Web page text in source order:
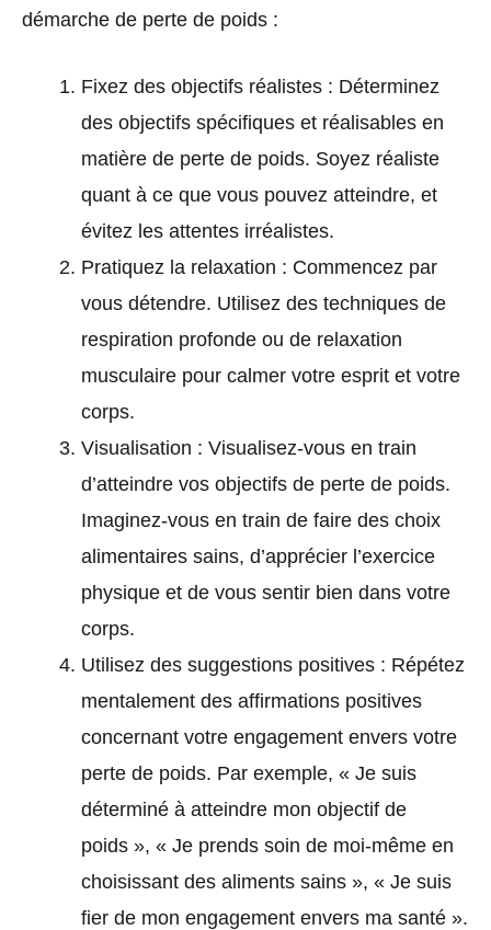
démarche de perte de poids :
Fixez des objectifs réalistes : Déterminez
des objectifs spécifiques et réalisables en
matière de perte de poids. Soyez réaliste
quant à ce que vous pouvez atteindre, et
évitez les attentes irréalistes.
Pratiquez la relaxation : Commencez par
vous détendre. Utilisez des techniques de
respiration profonde ou de relaxation
musculaire pour calmer votre esprit et votre
corps.
Visualisation : Visualisez-vous en train
d’atteindre vos objectifs de perte de poids.
Imaginez-vous en train de faire des choix
alimentaires sains, d’apprécier l’exercice
physique et de vous sentir bien dans votre
corps.
Utilisez des suggestions positives : Répétez
mentalement des affirmations positives
concernant votre engagement envers votre
perte de poids. Par exemple, « Je suis
déterminé à atteindre mon objectif de
poids », « Je prends soin de moi-même en
choisissant des aliments sains », « Je suis
fier de mon engagement envers ma santé ».